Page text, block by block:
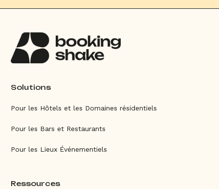
Solutions
Pour les Hôtels et les Domaines résidentiels
Pour les Bars et Restaurants
Pour les Lieux Événementiels
Ressources